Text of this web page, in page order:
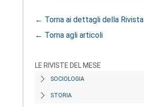
← Torna ai dettagli della Rivista
← Torna agli articoli
LE RIVISTE DEL MESE
SOCIOLOGIA
STORIA